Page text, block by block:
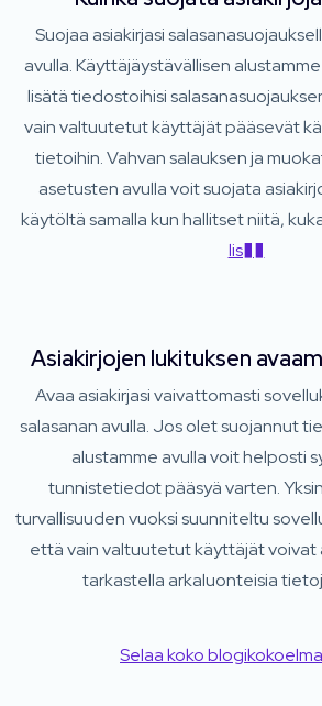
Suojaa asiakirjasi
avulla. Käyttäjäystävällisen
lisätä tiedostoihisi
vain valtuutetut käyttäjät pääsevät
tietoihin. Vahvan salauksen ja
asetusten avulla voit suojata
käytöltä samalla kun hallitset niitä,
lis��
Asiakirjojen lukituksen
Avaa asiakirjasi vaivattomasti
salasanan avulla. Jos olet suojannut
alustamme avulla voit helposti
tunnistetiedot pääsyä varten.
turvallisuuden vuoksi suunniteltu
että vain valtuutetut käyttäjät voivat
tarkastella arkaluonteisia
Selaa koko